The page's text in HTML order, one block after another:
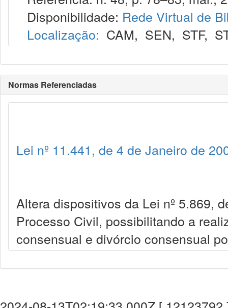
Disponibilidade: Rede Virtual de
Localização: CAM, SEN, STF,
Normas Referenciadas
Lei nº 11.441, de 4 de Janeiro de
Altera dispositivos da Lei nº 5.869,
Processo Civil, possibilitando a
consensual e divórcio consensual